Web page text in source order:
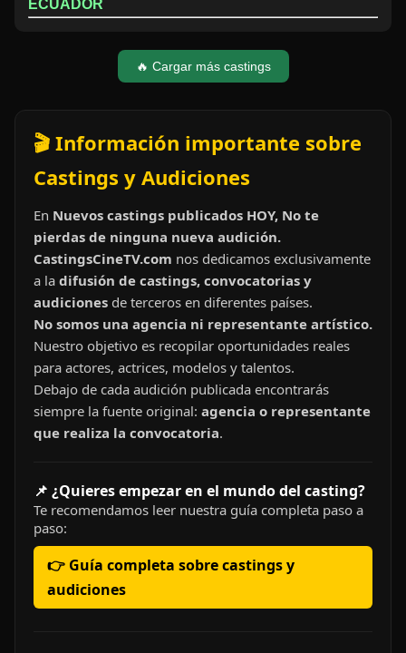
ECUADOR
🔥 Cargar más castings
🎬 Información importante sobre
Castings y Audiciones
En Nuevos castings publicados HOY, No te
pierdas de ninguna nueva audición.
CastingsCineTV.com nos dedicamos exclusivamente
a la difusión de castings, convocatorias y
audiciones de terceros en diferentes países.
No somos una agencia ni representante artístico.
Nuestro objetivo es recopilar oportunidades reales
para actores, actrices, modelos y talentos.
Debajo de cada audición publicada encontrarás
siempre la fuente original: agencia o representante
que realiza la convocatoria.
📌 ¿Quieres empezar en el mundo del casting?
Te recomendamos leer nuestra guía completa paso a
paso:
👉 Guía completa sobre castings y
audiciones